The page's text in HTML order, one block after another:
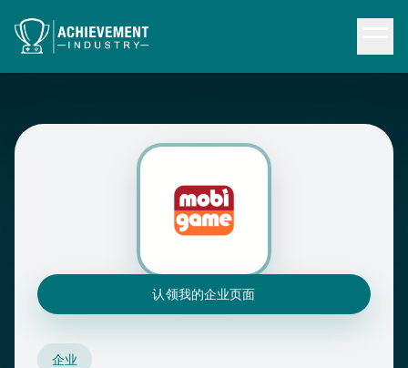
认领我的企业页面
企业